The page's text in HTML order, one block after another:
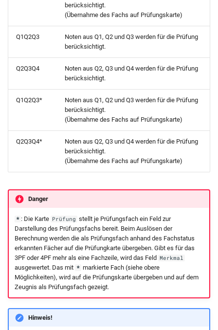
Schülerstammblatt BGJ
2seitig (mit Zensuren
(mit Zensuren blanko)
Schülerstammblatt FO
(mit Zensuren blanko)
Schülerstammblatt FS
Schülerstammblatt WG11
2seitig (mit Zensuren
Schülerstammblatt
2seitig (mit Zensuren
Schülerüberweisung
Unfallanzeige (in Word
ausfüllbar)
Erläuterungen)
berücksichtigt.
(Übernahme des Fachs auf Prüfungskarte)
Q1Q2Q3
Noten aus Q1, Q2 und Q3 werden für die Prüfung
berücksichtigt.
Q2Q3Q4
Noten aus Q2, Q3 und Q4 werden für die Prüfung
berücksichtigt.
Q1Q2Q3*
Noten aus Q1, Q2 und Q3 werden für die Prüfung
berücksichtigt.
(Übernahme des Fachs auf Prüfungskarte)
Q2Q3Q4*
Noten aus Q2, Q3 und Q4 werden für die Prüfung
berücksichtigt.
(Übernahme des Fachs auf Prüfungskarte)
Danger
* : Die Karte Prüfung stellt je Prüfungsfach ein Feld zur
Darstellung des Prüfungsfachs bereit. Beim Auslösen der
Berechnung werden die als Prüfungsfach anhand des Fachstatus
erkannten Fächer auf die Prüfungkarte übergeben. Gibt es für das
3PF oder 4PF mehr als eine Fachzeile, wird das Feld Merkmal
ausgewertet. Das mit * markierte Fach (siehe obere
Möglichkeiten), wird auf die Prüfungskarte übergeben und auf dem
Zeugnis als Prüfungsfach gezeigt.
Hinweis!